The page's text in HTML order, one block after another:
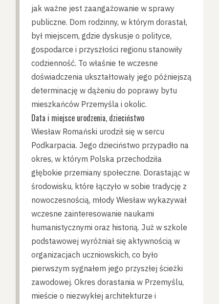
jak ważne jest zaangażowanie w sprawy
publiczne. Dom rodzinny, w którym dorastał,
był miejscem, gdzie dyskusje o polityce,
gospodarce i przyszłości regionu stanowiły
codzienność. To właśnie te wczesne
doświadczenia ukształtowały jego późniejszą
determinację w dążeniu do poprawy bytu
mieszkańców Przemyśla i okolic.
Data i miejsce urodzenia, dzieciństwo
Wiesław Romański urodził się w sercu
Podkarpacia. Jego dzieciństwo przypadło na
okres, w którym Polska przechodziła
głębokie przemiany społeczne. Dorastając w
środowisku, które łączyło w sobie tradycję z
nowoczesnością, młody Wiesław wykazywał
wczesne zainteresowanie naukami
humanistycznymi oraz historią. Już w szkole
podstawowej wyróżniał się aktywnością w
organizacjach uczniowskich, co było
pierwszym sygnałem jego przyszłej ścieżki
zawodowej. Okres dorastania w Przemyślu,
mieście o niezwykłej architekturze i